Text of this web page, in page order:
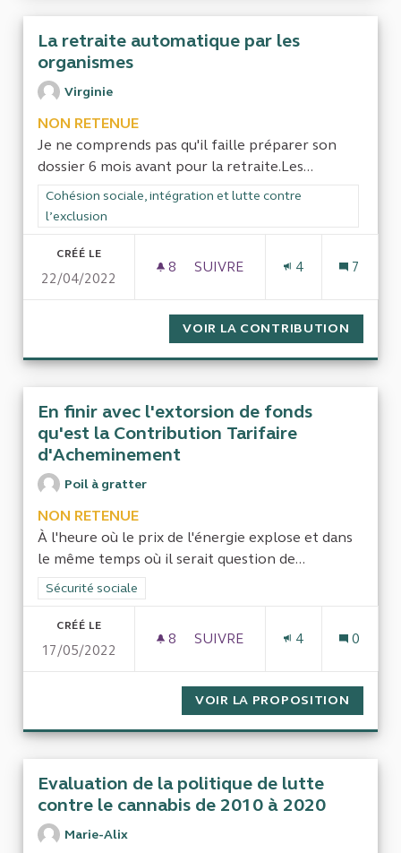
La retraite automatique par les
organismes
Virginie
NON RETENUE
Je ne comprends pas qu'il faille préparer son
dossier 6 mois avant pour la retraite.Les...
Filtrer les résultats de la catégorie : Cohésion sociale,
Cohésion sociale, intégration et lutte contre
l’exclusion
CRÉÉ LE
22/04/2022
8 8 ABONNÉS
SUIVRE
4 7
VOIR LA CONTRIBUTION
En finir avec l'extorsion de fonds
qu'est la Contribution Tarifaire
d'Acheminement
Poil à gratter
NON RETENUE
À l'heure où le prix de l'énergie explose et dans
le même temps où il serait question de...
Filtrer les résultats de la catégorie : Sécurité sociale
Sécurité sociale
CRÉÉ LE
17/05/2022
8 8 ABONNÉS
SUIVRE
4 0
VOIR LA PROPOSITION
Evaluation de la politique de lutte
contre le cannabis de 2010 à 2020
Marie-Alix